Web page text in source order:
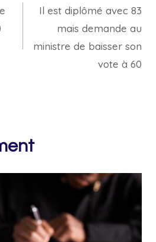
Il est diplômé avec 83
mais demande au
ministre de baisser son
vote à 60